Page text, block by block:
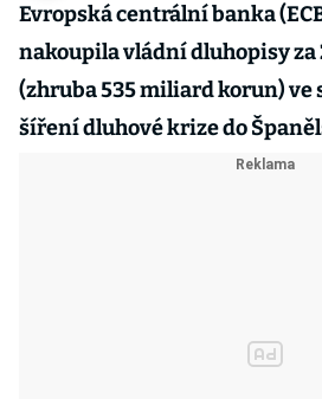
Evropská centrální banka
nakoupila vládní dluhopisy
(zhruba 535 miliard korun) ve
šíření dluhové krize do